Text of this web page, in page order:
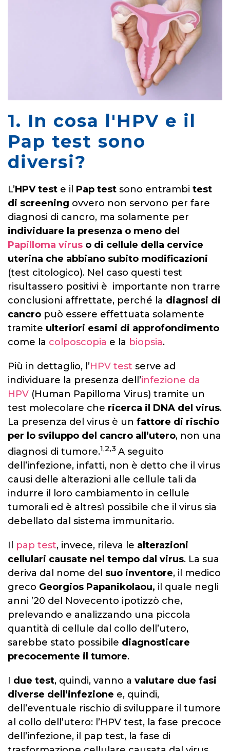
1. In cosa l'HPV e il
Pap test sono
diversi?
L’HPV test e il Pap test sono entrambi test
di screening ovvero non servono per fare
diagnosi di cancro, ma solamente per
individuare la presenza o meno del
Papilloma virus o di cellule della cervice
uterina che abbiano subito modificazioni
(test citologico). Nel caso questi test
risultassero positivi è importante non trarre
conclusioni affrettate, perché la diagnosi di
cancro può essere effettuata solamente
tramite ulteriori esami di approfondimento
come la colposcopia e la biopsia.
Più in dettaglio, l’HPV test serve ad
individuare la presenza dell’infezione da
HPV (Human Papilloma Virus) tramite un
test molecolare che ricerca il DNA del virus.
La presenza del virus è un fattore di rischio
per lo sviluppo del cancro all’utero, non una
diagnosi di tumore.1,2,3 A seguito
dell’infezione, infatti, non è detto che il virus
causi delle alterazioni alle cellule tali da
indurre il loro cambiamento in cellule
tumorali ed è altresì possibile che il virus sia
debellato dal sistema immunitario.
Il pap test, invece, rileva le alterazioni
cellulari causate nel tempo dal virus. La sua
deriva dal nome del suo inventore, il medico
greco Georgios Papanikolaou, il quale negli
anni ’20 del Novecento ipotizzò che,
prelevando e analizzando una piccola
quantità di cellule dal collo dell’utero,
sarebbe stato possibile diagnosticare
precocemente il tumore.
I due test, quindi, vanno a valutare due fasi
diverse dell’infezione e, quindi,
dell’eventuale rischio di sviluppare il tumore
al collo dell’utero: l’HPV test, la fase precoce
dell’infezione, il pap test, la fase di